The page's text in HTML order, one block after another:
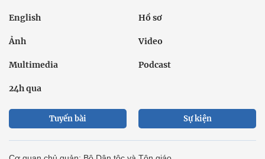
English Hồ sơ
Ảnh Video
Multimedia Podcast
24h qua
Tuyến bài Sự kiện